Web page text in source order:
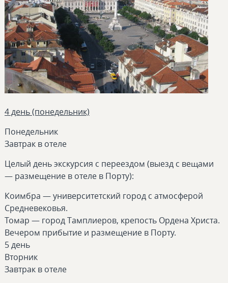
4 день (понедельник)
Понедельник
Завтрак в отеле
Целый день экскурсия с переездом (выезд с вещами
— размещение в отеле в Порту):
Коимбра — университетский город с атмосферой
Средневековья.
Томар — город Тамплиеров, крепость Ордена Христа.
Вечером прибытие и размещение в Порту.
5 день
Вторник
Завтрак в отеле